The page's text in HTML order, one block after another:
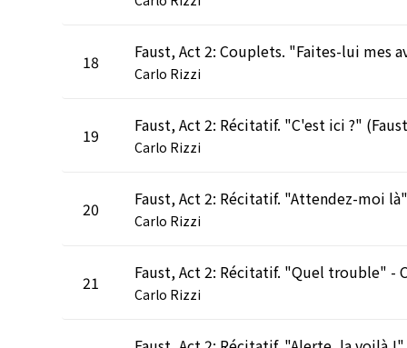
18
Carlo Rizzi
19
Carlo Rizzi
20
Carlo Rizzi
21
Carlo Rizzi